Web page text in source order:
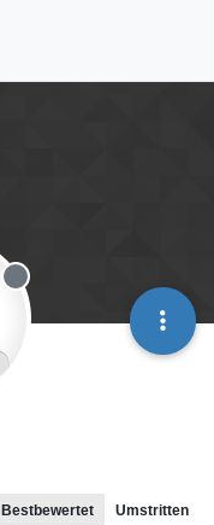
Offline
Bestbewertet Umstritten